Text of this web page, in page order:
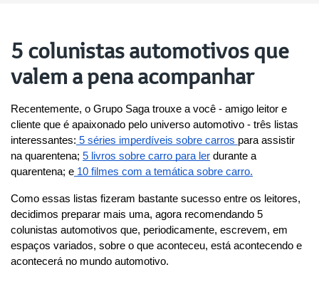
5 colunistas automotivos que
valem a pena acompanhar
Recentemente, o Grupo Saga trouxe a você - amigo leitor e
cliente que é apaixonado pelo universo automotivo - três listas
interessantes: 5 séries imperdíveis sobre carros para assistir
na quarentena; 5 livros sobre carro para ler durante a
quarentena; e 10 filmes com a temática sobre carro.
Como essas listas fizeram bastante sucesso entre os leitores,
decidimos preparar mais uma, agora recomendando 5
colunistas automotivos que, periodicamente, escrevem, em
espaços variados, sobre o que aconteceu, está acontecendo e
acontecerá no mundo automotivo.